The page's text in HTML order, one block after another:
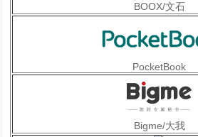
BOOX/文石
PocketBook
Bigme/大我